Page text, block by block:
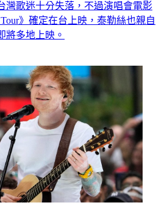
處都掀起旋風，不過她的亞洲巡演
灣歌迷十分失落，不過演唱會電影
》確定在台上映，泰勒絲也親自